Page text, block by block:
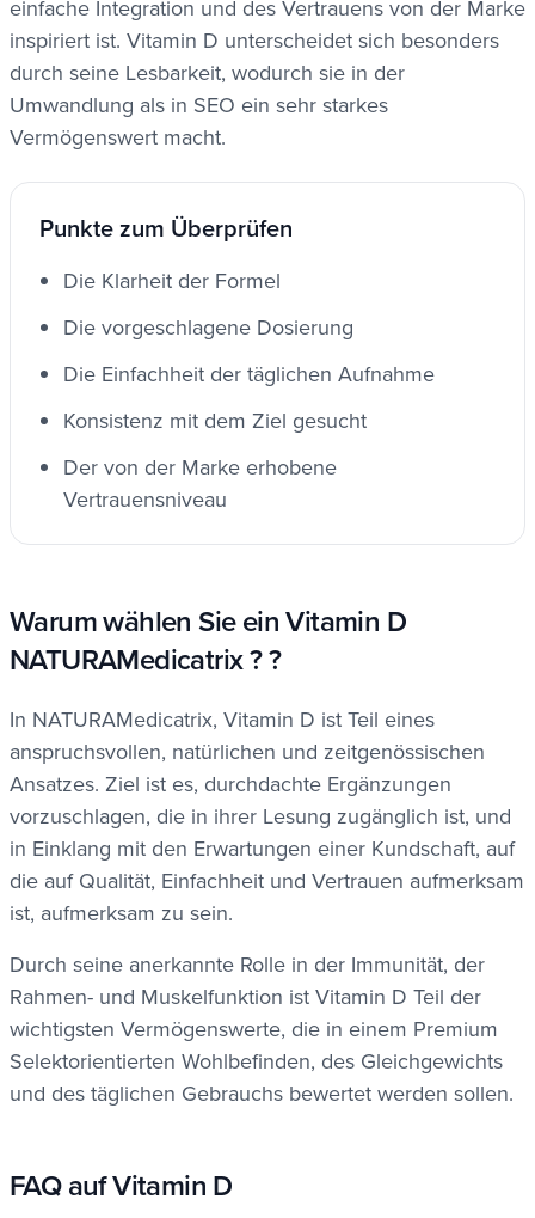
einfache Integration und des Vertrauens von der Marke
inspiriert ist. Vitamin D unterscheidet sich besonders
durch seine Lesbarkeit, wodurch sie in der
Umwandlung als in SEO ein sehr starkes
Vermögenswert macht.
Punkte zum Überprüfen
Die Klarheit der Formel
Die vorgeschlagene Dosierung
Die Einfachheit der täglichen Aufnahme
Konsistenz mit dem Ziel gesucht
Der von der Marke erhobene
Vertrauensniveau
Warum wählen Sie ein Vitamin D
NATURAMedicatrix ? ?
In NATURAMedicatrix, Vitamin D ist Teil eines
anspruchsvollen, natürlichen und zeitgenössischen
Ansatzes. Ziel ist es, durchdachte Ergänzungen
vorzuschlagen, die in ihrer Lesung zugänglich ist, und
in Einklang mit den Erwartungen einer Kundschaft, auf
die auf Qualität, Einfachheit und Vertrauen aufmerksam
ist, aufmerksam zu sein.
Durch seine anerkannte Rolle in der Immunität, der
Rahmen- und Muskelfunktion ist Vitamin D Teil der
wichtigsten Vermögenswerte, die in einem Premium
Selektorientierten Wohlbefinden, des Gleichgewichts
und des täglichen Gebrauchs bewertet werden sollen.
FAQ auf Vitamin D